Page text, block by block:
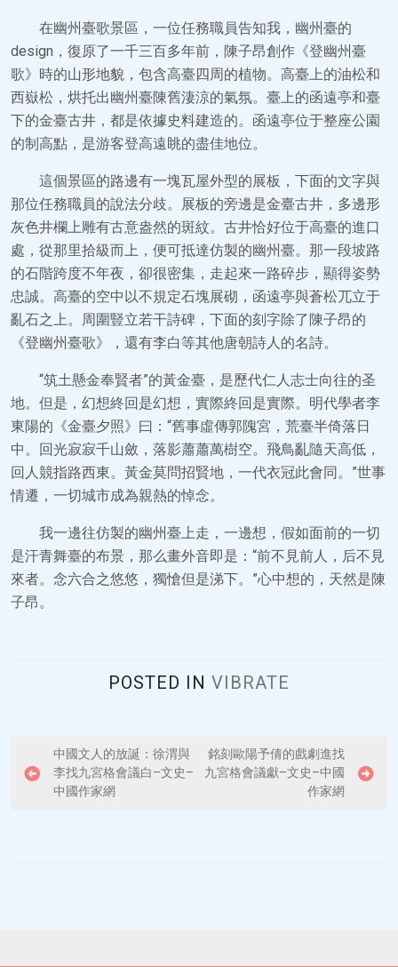
在幽州臺歌景區，一位任務職員告知我，幽州臺的
design，復原了一千三百多年前，陳子昂創作《登幽州臺
歌》時的山形地貌，包含高臺四周的植物。高臺上的油松和
西嶽松，烘托出幽州臺陳舊淒涼的氣氛。臺上的函遠亭和臺
下的金臺古井，都是依據史料建造的。函遠亭位于整座公園
的制高點，是游客登高遠眺的盡佳地位。
這個景區的路邊有一塊瓦屋外型的展板，下面的文字與
那位任務職員的說法分歧。展板的旁邊是金臺古井，多邊形
灰色井欄上雕有古意盎然的斑紋。古井恰好位于高臺的進口
處，從那里拾級而上，便可抵達仿製的幽州臺。那一段坡路
的石階跨度不年夜，卻很密集，走起來一路碎步，顯得姿勢
忠誠。高臺的空中以不規定石塊展砌，函遠亭與蒼松兀立于
亂石之上。周圍豎立若干詩碑，下面的刻字除了陳子昂的
《登幽州臺歌》，還有李白等其他唐朝詩人的名詩。
“筑土懸金奉賢者”的黃金臺，是歷代仁人志士向往的圣
地。但是，幻想終回是幻想，實際終回是實際。明代學者李
東陽的《金臺夕照》曰：“舊事虛傳郭隗宮，荒臺半倚落日
中。回光寂寂千山斂，落影蕭蕭萬樹空。飛鳥亂隨天高低，
回人競指路西東。黃金莫問招賢地，一代衣冠此會同。”世事
情遷，一切城市成為親熱的悼念。
我一邊往仿製的幽州臺上走，一邊想，假如面前的一切
是汗青舞臺的布景，那么畫外音即是：“前不見前人，后不見
來者。念六合之悠悠，獨愴但是涕下。”心中想的，天然是陳
子昂。
POSTED IN VIBRATE
o
中國文人的放誕：徐渭與
李找九宮格會議白–文史–
中國作家網
銘刻歐陽予倩的戲劇進找
九宮格會議獻–文史–中國
作家網